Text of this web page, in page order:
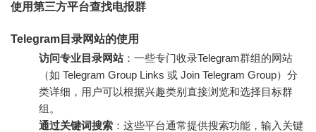
使用第三方平台查找电报群
Telegram目录网站的使用
访问专业目录网站：一些专门收录Telegram群组的网站
（如 Telegram Group Links 或 Join Telegram Group）分
类详细，用户可以根据兴趣类别直接浏览和选择目标群
组。
通过关键词搜索 ：这些平台通常提供搜索功能，输入关键